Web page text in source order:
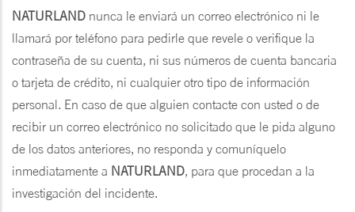
NATURLAND nunca le enviará un correo electrónico ni le
llamará por teléfono para pedirle que revele o verifique la
contraseña de su cuenta, ni sus números de cuenta bancaria
o tarjeta de crédito, ni cualquier otro tipo de información
personal. En caso de que alguien contacte con usted o de
recibir un correo electrónico no solicitado que le pida alguno
de los datos anteriores, no responda y comuníquelo
inmediatamente a NATURLAND, para que procedan a la
investigación del incidente.